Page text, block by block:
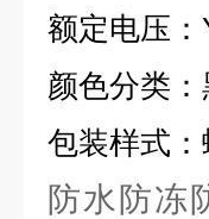
额定电压
颜色分类：
包装样式：
防水防冻